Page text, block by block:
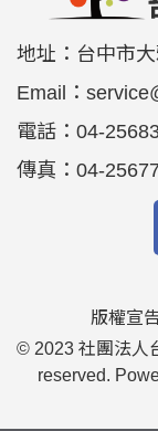
地址： 台中市
Email：
電話： 04-
傳真： 04-
版權宣
© 2023 社團法人
reserved.